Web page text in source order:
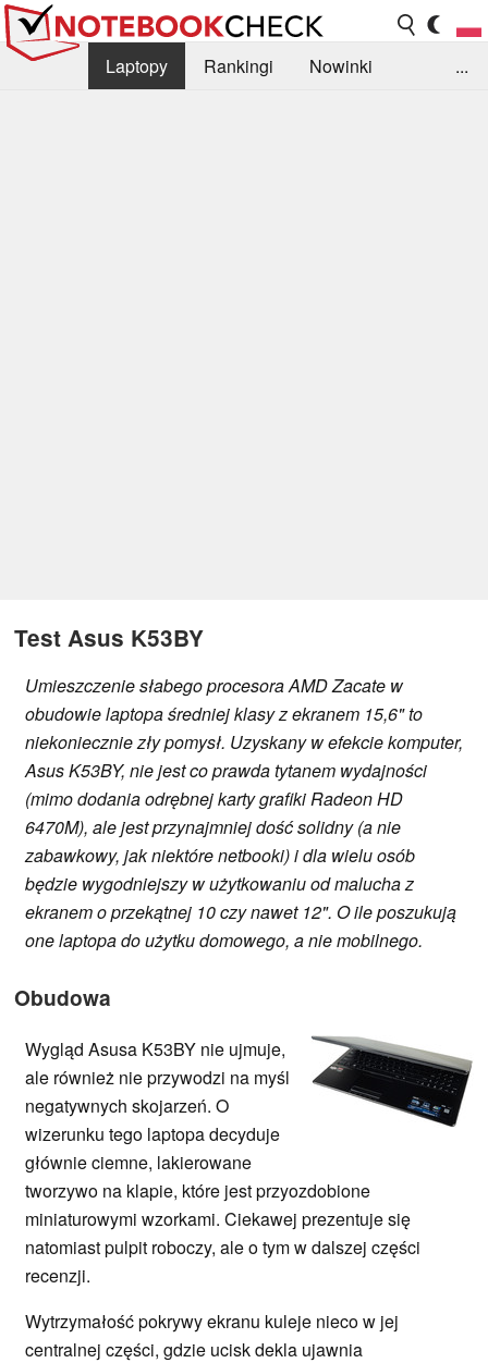
Laptopy Rankingi
Nowinki
...
Test Asus K53BY
Umieszczenie słabego procesora AMD Zacate w
obudowie laptopa średniej klasy z ekranem 15,6" to
niekoniecznie zły pomysł. Uzyskany w efekcie komputer,
Asus K53BY, nie jest co prawda tytanem wydajności
(mimo dodania odrębnej karty grafiki Radeon HD
6470M), ale jest przynajmniej dość solidny (a nie
zabawkowy, jak niektóre netbooki) i dla wielu osób
będzie wygodniejszy w użytkowaniu od malucha z
ekranem o przekątnej 10 czy nawet 12". O ile poszukują
one laptopa do użytku domowego, a nie mobilnego.
Obudowa
Wygląd Asusa K53BY nie ujmuje,
ale również nie przywodzi na myśl
negatywnych skojarzeń. O
wizerunku tego laptopa decyduje
głównie ciemne, lakierowane
tworzywo na klapie, które jest przyozdobione
miniaturowymi wzorkami. Ciekawej prezentuje się
natomiast pulpit roboczy, ale o tym w dalszej części
recenzji.
Wytrzymałość pokrywy ekranu kuleje nieco w jej
centralnej części, gdzie ucisk dekla ujawnia